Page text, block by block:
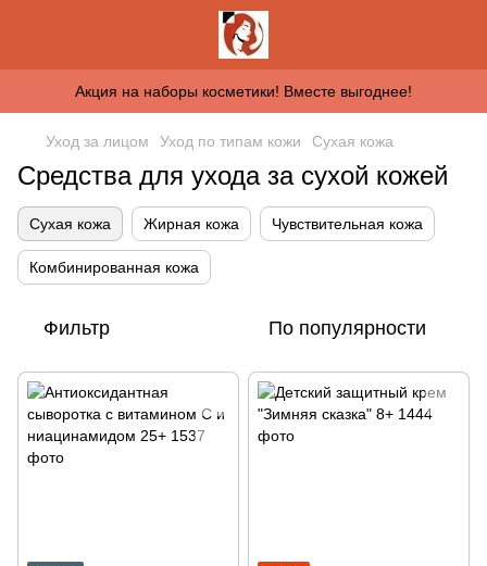
Акция на наборы косметики! Вместе выгоднее!
Уход за лицом Уход по типам кожи Сухая кожа
Средства для ухода за сухой кожей
Сухая кожа Жирная кожа Чувствительная кожа
Комбинированная кожа
Фильтр По популярности